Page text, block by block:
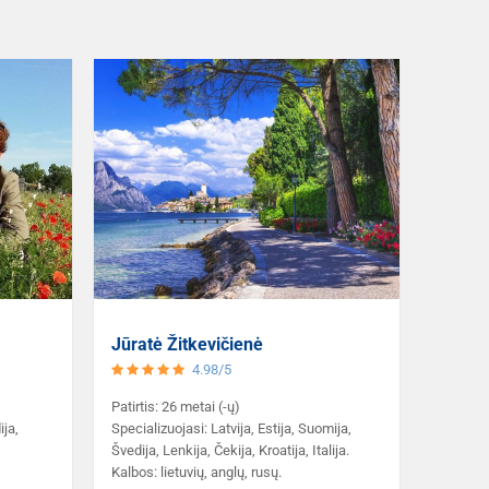
Jūratė Žitkevičienė
4.98/5
Patirtis: 26 metai (-ų)
Specializuojasi: Latvija, Estija, Suomija,
Švedija, Lenkija, Čekija, Kroatija, Italija.
Kalbos: lietuvių, anglų, rusų.